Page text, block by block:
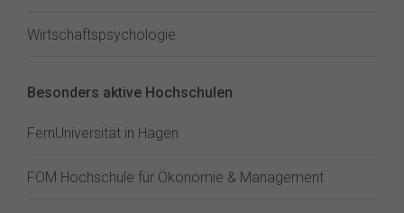
Wirtschaftspsychologie
Besonders aktive Hochschulen
FernUniversität in Hagen
FOM Hochschule für Ökonomie & Management